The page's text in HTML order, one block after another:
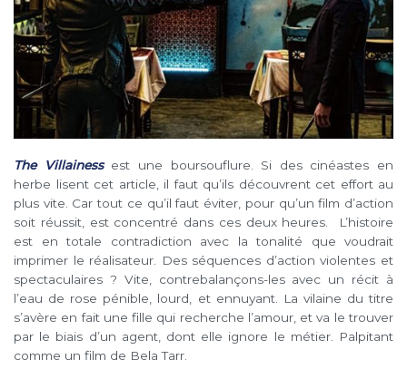
The Villainessest une boursouflure. Si des cinéastes en
herbe lisent cet article, il faut qu’ils découvrent cet effort au
plus vite. Car tout ce qu’il faut éviter, pour qu’un film d’action
soit réussit, est concentré dans ces deux heures. L’histoire
est en totale contradiction avec la tonalité que voudrait
imprimer le réalisateur. Des séquences d’action violentes et
spectaculaires ? Vite, contrebalançons-les avec un récit à
l’eau de rose pénible, lourd, et ennuyant. La vilaine du titre
s’avère en fait une fille qui recherche l’amour, et va le trouver
par le biais d’un agent, dont elle ignore le métier. Palpitant
comme un film de Bela Tarr.